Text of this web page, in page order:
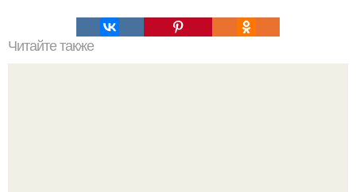
Читайте также